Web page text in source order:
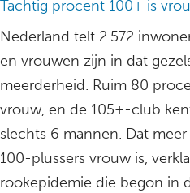
Tachtig procent 100+ is
Nederland telt 2.572
en vrouwen zijn in dat
meerderheid. Ruim 80
vrouw, en de 105+-club
slechts 6 mannen. Dat
100-plussers vrouw is,
rookepidemie die begon in